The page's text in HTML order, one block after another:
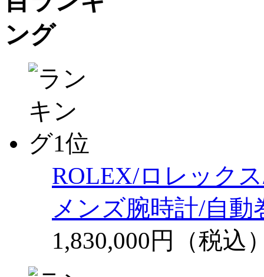
ROLEX/ロレック
メンズ腕時計/自
1,830,000円（税込